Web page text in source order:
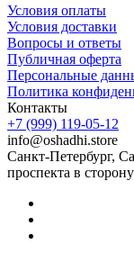
Условия оплаты
Условия доставки
Вопросы и ответы
Публичная оферта
Персональные
Политика
Контакты
+7 (999) 119-05-12
info@oshadhi.store
Санкт-Петербург,
проспекта в